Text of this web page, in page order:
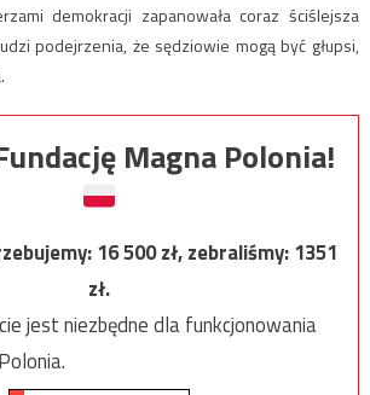
demokracji zapanowała coraz ściślejsza
podejrzenia, że sędziowie mogą być głupsi,
Magna Polonia!
16 500zł, zebraliśmy:1351
zł.
jest niezbędne dla funkcjonowania